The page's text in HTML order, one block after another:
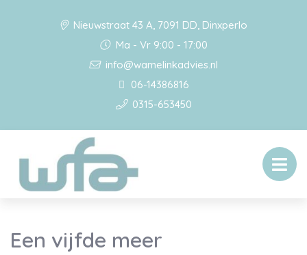
Nieuwstraat 43 A, 7091 DD, Dinxperlo
Ma - Vr 9:00 - 17:00
info@wamelinkadvies.nl
06-14386816
0315-653450
Een vijfde meer